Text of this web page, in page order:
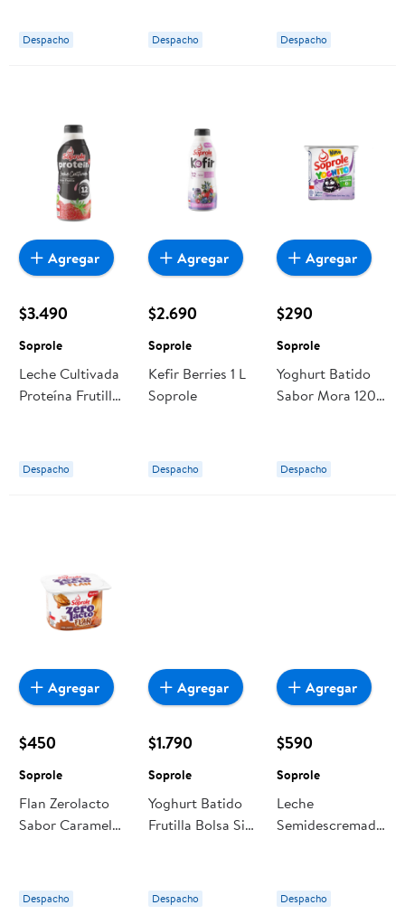
Despacho Despacho
Pote 155 g
Soprole
Despacho
$3.490
Soprole
Leche Cultivada
Proteína Frutilla 1
Despacho
Agregar
$2.690
Soprole
Kefir Berries 1 L
Soprole
Despacho
Agregar
$290
Soprole
Yoghurt Batido
Sabor Mora 120
Despacho
Agregar
$450
Soprole
Flan Zerolacto
Sabor Caramelo
Despacho
Agregar
$1.790
Soprole
Yoghurt Batido
Frutilla Bolsa Sin
Despacho
Agregar
$590
Soprole
Leche
Semidescremada
200 ml Soprole
Despacho
Agregar